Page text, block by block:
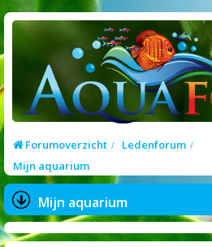
Forumoverzicht
Ledenforum
Mijn aquarium
Mijn aquarium